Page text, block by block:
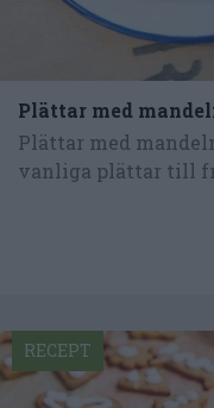
Plättar med
Plättar med
vanliga plättar till
RECEPT